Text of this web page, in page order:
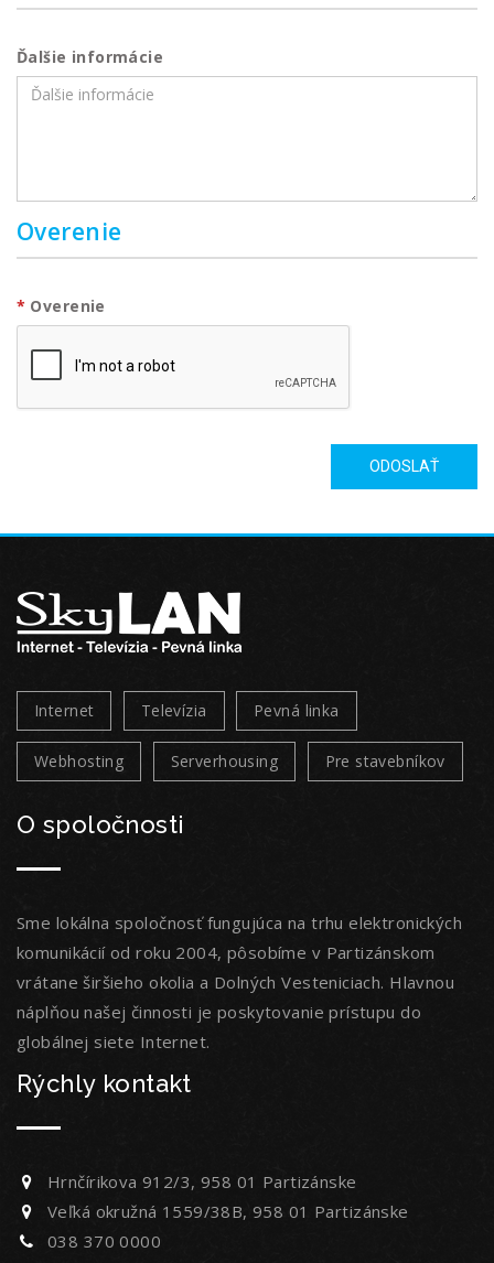
Ďalšie informácie
Overenie
Overenie
ODOSLAŤ
Internet Televízia Pevná linka
Webhosting Serverhousing Pre stavebníkov
O spoločnosti
Sme lokálna spoločnosť fungujúca na trhu elektronických
komunikácií od roku 2004, pôsobíme v Partizánskom
vrátane širšieho okolia a Dolných Vesteniciach. Hlavnou
náplňou našej činnosti je poskytovanie prístupu do
globálnej siete Internet.
Rýchly kontakt
Hrnčírikova 912/3, 958 01 Partizánske
Veľká okružná 1559/38B, 958 01 Partizánske
038 370 0000